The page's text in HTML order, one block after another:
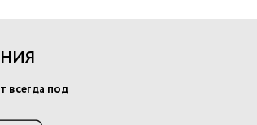
всегда под